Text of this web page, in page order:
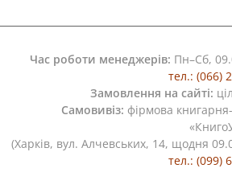
Час роботи менеджерів: Пн–Сб,
тел.: (066)
Замовлення на сайті:
Самовивіз: фірмова
(Харків, вул. Алчевських, 14, щодня
тел.: (099)